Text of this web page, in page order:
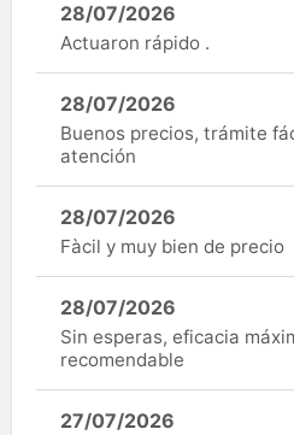
28/07/2026
Actuaron rápido .
28/07/2026
Buenos precios, trámite
atención
28/07/2026
Fàcil y muy bien de precio
28/07/2026
Sin esperas, eficacia
recomendable
27/07/2026